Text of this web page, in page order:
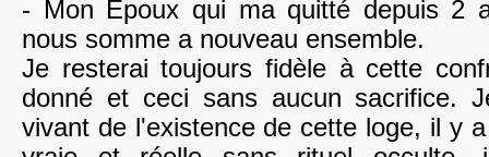
- Mon Epoux qui ma quitté depuis 2
nous somme a nouveau ensemble.
Je resterai toujours fidèle à cette
donné et ceci sans aucun sacrifice.
vivant de l'existence de cette loge, il y